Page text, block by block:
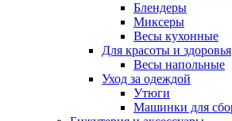
Блендеры
Миксеры
Весы кухонные
Для красоты и здоровья
Весы напольные
Уход за одеждой
Утюги
Машинки для